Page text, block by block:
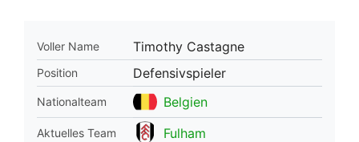
Voller Name Timothy Castagne
Position Defensivspieler
Nationalteam Belgien
Aktuelles Team Fulham